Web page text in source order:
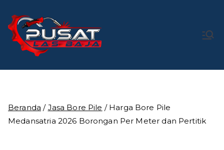
konten
Baja
Pusat Bengkel Las Profesional di Indonesia
Beranda / Jasa Bore Pile / Harga Bore Pile
Medansatria 2026 Borongan Per Meter dan Pertitik